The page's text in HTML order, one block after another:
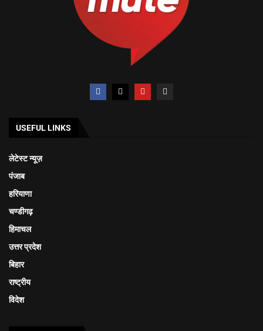
USEFUL LINKS
लेटेस्ट न्यूज़
पंजाब
हरियाणा
चण्डीगढ़
हिमाचल
उत्तर प्रदेश
बिहार
राष्ट्रीय
विदेश